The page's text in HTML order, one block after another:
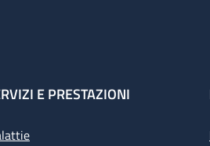
E PRESTAZIONI